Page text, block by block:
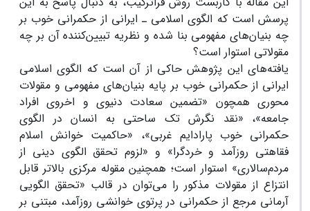
پرسش است که الگوی اسلامی ـ ایرانی از حکمرانی خوب بر
چه بنیان‌های مفهومی بنا شده و نظریه تبیین‌کننده آن بر چه
مقولاتی استوار است؟
یافته‌های این پژوهش حاکی از آن است که الگوی اسلامی
ایرانی از حکمرانی خوب بر پایه بنیان‌های مفهومی و مقولات
محوری همچون «تضمین سعادت دنیوی و اخروی افراد
جامعه»، «نقد نگرش تک ساحتی به انسان در الگوی
حکمرانی خوب پارادایم غربی»، «حاکمیت خوانش اسلام
فقاهتی روزآمد و خردگرا» و «لزوم تحقق الگوی دینی از
مردم‌سالاری» استوار است؛ همچنین مقوله مرکزی بالاتر قابل
انتزاع از مقولات مذکور را می‌توان در قالب «تحقق الگویی
آرمانی مرجع از حکمرانی در پرتوی خوانشی روزآمد، مبتنی بر